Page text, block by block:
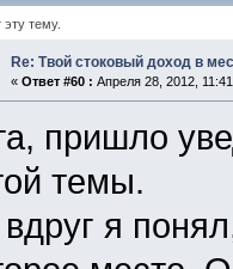
тему.
Re: Твой стоковый доход в
« Ответ #60 : Апреля 28, 2012,
пришло
темы.
я